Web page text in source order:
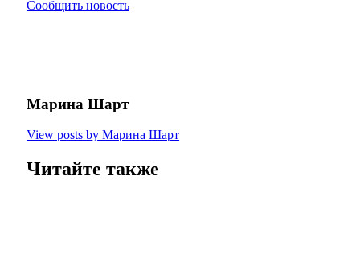
Сообщить новость
Марина Шарт
View posts by Марина Шарт
Читайте также